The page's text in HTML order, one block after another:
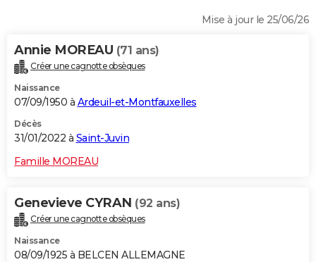
Alimentation
Guide de la santé
Maladies
Médicaments
Sommeil
VOYAGE
Destinations
City break
Voyage nature
Voyage de noces
Forum
Climat
+PHOTO
GUIDES D'ACHAT
Carte de Noël
Carte Bonne année
Carte Saint-Valentin
Carte Pâques
Carte d'anniversaire
DICTIONNAIRE
Dictionnaire
Biographies
Citations
Expressions
Proverbes
PROGRAMME TV
Mise à jour le 25/06/26
Annie MOREAU (71 ans)
Créer une cagnotte obsèques
Naissance
07/09/1950 à Ardeuil-et-Montfauxelles
Décès
31/01/2022 à Saint-Juvin
Famille MOREAU
Genevieve CYRAN (92 ans)
Créer une cagnotte obsèques
Naissance
08/09/1925 à BELCEN ALLEMAGNE